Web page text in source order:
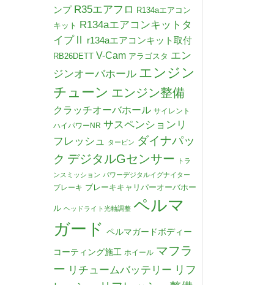
ンプ R35エアフロ R134aエアコン
キット R134aエアコンキットタ
イプⅡ
r134aエアコンキット取付
RB26DETT V-Cam アラゴスタ エン
ジンオーバホール エンジン
チューン エンジン整備
クラッチオーバホール サイレント
ハイパワーNR サスペンションリ
フレッシュ
タービン ダイナパッ
ク デジタルGセンサー
トラ
ンスミッション パワーデジタルイグナイター
ブレーキ ブレーキキャリパーオーバホー
ル ヘッドライト光軸調整 ペルマ
ガード ペルマガードボディー
コーティング施工 ホイール マフラ
ー リチュームバッテリー リフ